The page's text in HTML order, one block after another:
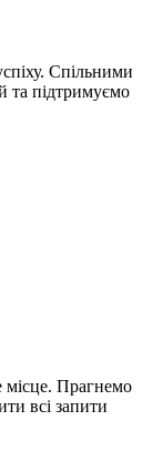
Спільними
та підтримуємо
місце. Прагнемо
всі запити